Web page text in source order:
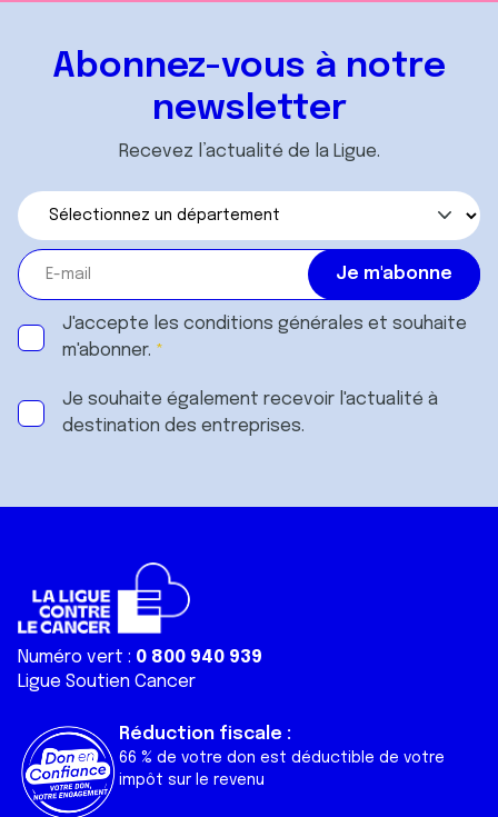
Abonnez-vous à notre
newsletter
Recevez l’actualité de la Ligue.
J'accepte les conditions générales et souhaite
m'abonner.
Je souhaite également recevoir l'actualité à
destination des entreprises.
Numéro vert : 0 800 940 939
Ligue Soutien Cancer
Réduction fiscale :
66 % de votre don est déductible de votre
impôt sur le revenu